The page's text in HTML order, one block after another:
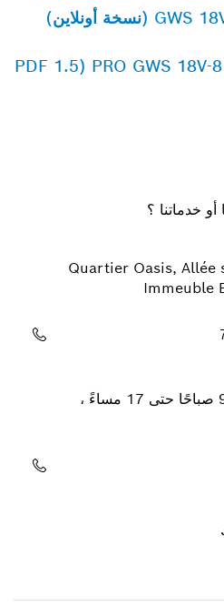
نشرة بيانات المنتج | PRO GWS 18V-8 (PDF 1.5
خدماتنا ؟
Quartier Oasis,